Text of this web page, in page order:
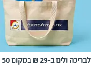
ולים ב-29 ₪ במקום 50 ₪